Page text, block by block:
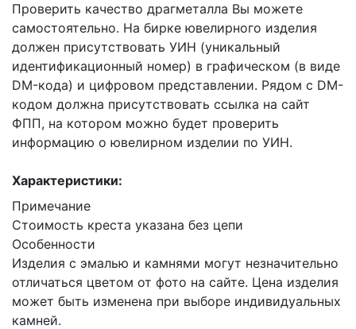
Проверить качество драгметалла Вы можете
самостоятельно. На бирке ювелирного изделия
должен присутствовать УИН (уникальный
идентификационный номер) в графическом (в виде
DM-кода) и цифровом представлении. Рядом с DM-
кодом должна присутствовать ссылка на сайт
ФПП, на котором можно будет проверить
информацию о ювелирном изделии по УИН.
Характеристики:
Примечание
Стоимость креста указана без цепи
Особенности
Изделия с эмалью и камнями могут незначительно
отличаться цветом от фото на сайте. Цена изделия
может быть изменена при выборе индивидуальных
камней.